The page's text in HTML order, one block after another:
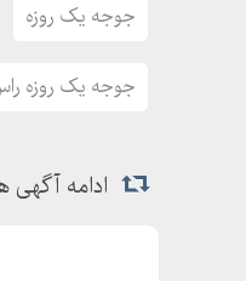
جوجه یک روزه
جوجه یک روزه
ادامه آگهی